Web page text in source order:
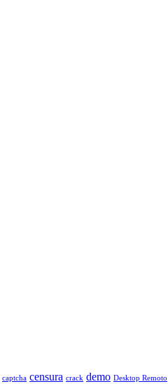
captcha censura crack demo Desktop Remoto